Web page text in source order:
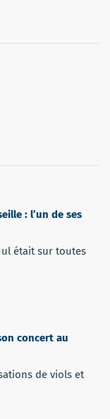
: l’un de ses
était sur toutes
concert au
de viols et